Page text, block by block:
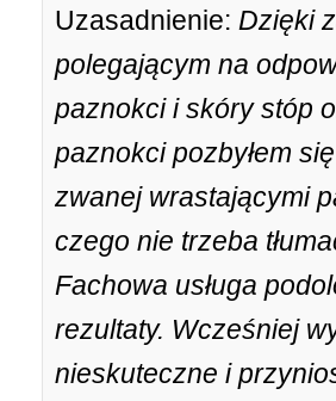
Uzasadnienie: Dzięki
polegającym na
paznokci i skóry stóp
paznokci pozbyłem
zwanej wrastającymi
czego nie trzeba
Fachowa usługa
rezultaty. Wcześniej
nieskuteczne i